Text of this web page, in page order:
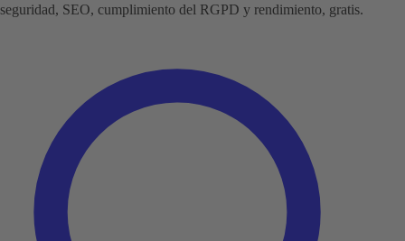
seguridad, SEO, cumplimiento del RGPD y rendimiento, gratis.